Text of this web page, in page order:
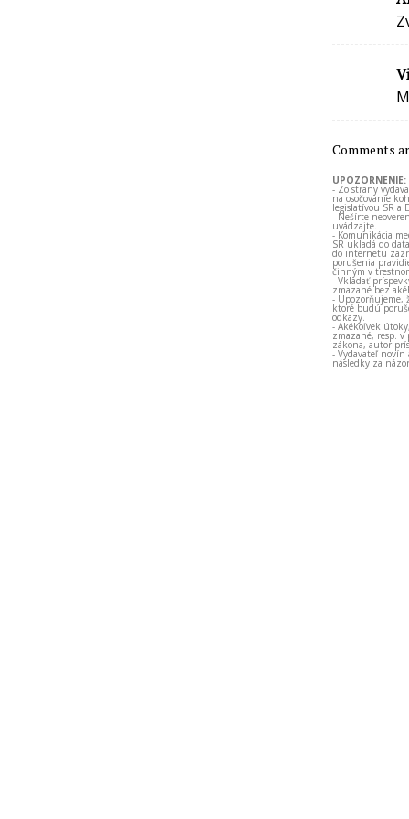
Comments
UPOZORNENIE:
- Zo strany
na osočovanie
legislatívou SR a
- Nešírte
uvádzajte.
- Komunikácia
SR ukladá do
do internetu
porušenia
činným v
- Vkladať
zmazané bez
- Upozorňujeme,
ktoré budú
odkazy.
- Akékoľvek
zmazané, resp.
zákona, autor
- Vydavateľ novín
následky za